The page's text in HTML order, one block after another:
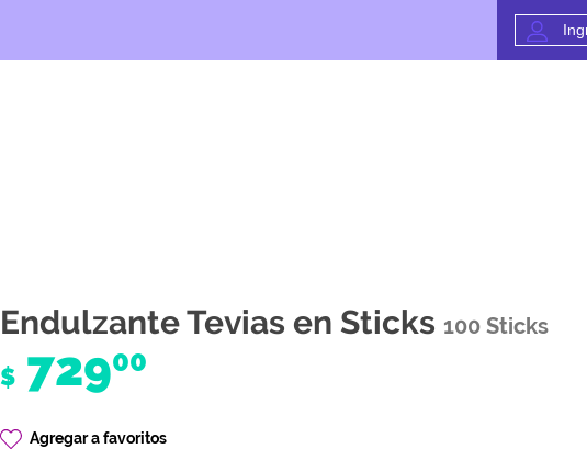
Endulzante Tevias en Sticks 100 Sticks
$ 72900
Agregar a favoritos